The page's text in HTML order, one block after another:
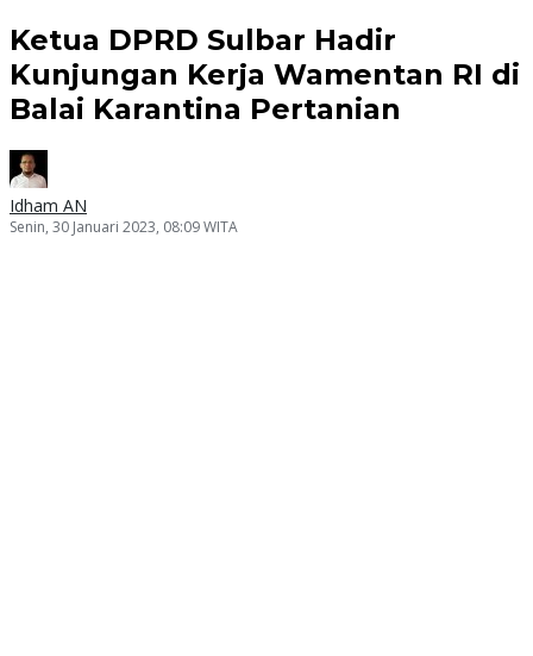
Ketua DPRD Sulbar Hadir
Kunjungan Kerja Wamentan RI di
Balai Karantina Pertanian
Idham AN
Senin, 30 Januari 2023, 08:09 WITA